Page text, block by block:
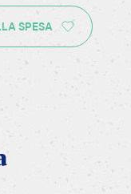
SPESA